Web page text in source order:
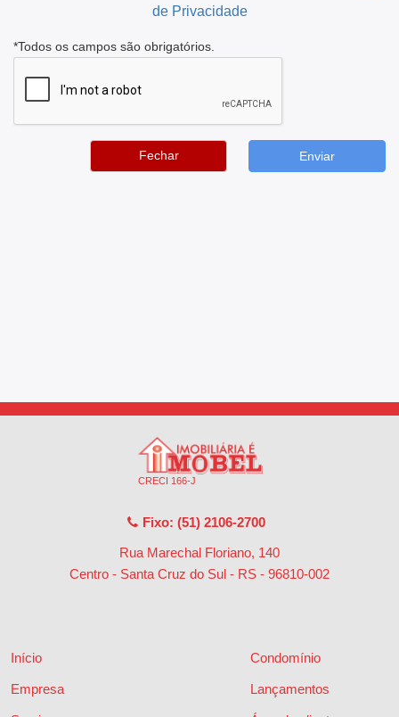
de Privacidade
*Todos os campos são obrigatórios.
Fechar
CRECI 166-J
Fixo: (51) 2106-2700
Rua Marechal Floriano, 140
Centro - Santa Cruz do Sul - RS - 96810-002
Início
Empresa
Condomínio
Lançamentos